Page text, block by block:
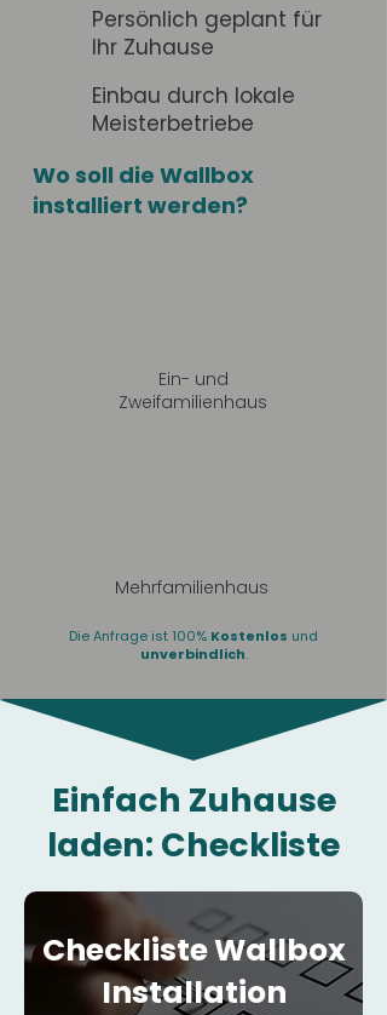
Persönlich geplant für
Ihr Zuhause
Einbau durch lokale
Meisterbetriebe
Wo soll die Wallbox
installiert werden?
Ein- und
Zweifamilienhaus
Mehrfamilienhaus
Die Anfrage ist 100% Kostenlos und
unverbindlich.
Einfach Zuhause
laden: Checkliste
Checkliste Wallbox
Installation